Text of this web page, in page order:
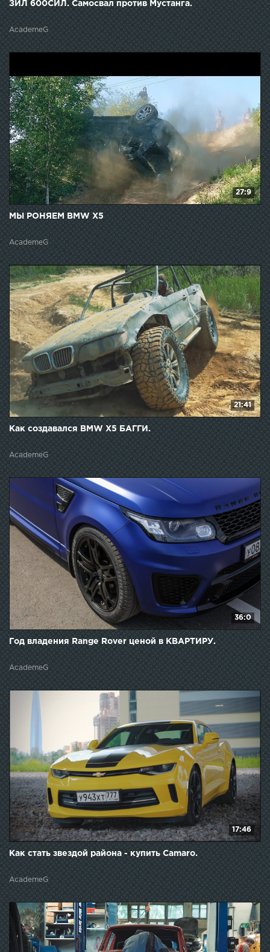
ЗИЛ 600СИЛ. Самосвал против Мустанга.
AcademeG
27:9
МЫ РОНЯЕМ BMW X5
AcademeG
21:41
Как создавался BMW X5 БАГГИ.
AcademeG
36:0
Год владения Range Rover ценой в КВАРТИРУ.
AcademeG
17:46
Как стать звездой района - купить Camaro.
AcademeG